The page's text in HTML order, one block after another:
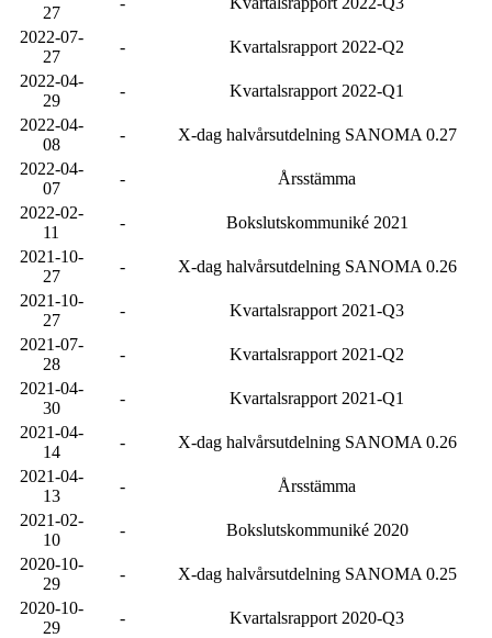
27
2022-07-
27
-
Kvartalsrapport 2022-Q2
2022-04-
29
-
Kvartalsrapport 2022-Q1
2022-04-
08
-
X-dag halvårsutdelning SANOMA 0.27
2022-04-
07
-
Årsstämma
2022-02-
11
-
Bokslutskommuniké 2021
2021-10-
27
-
X-dag halvårsutdelning SANOMA 0.26
2021-10-
27
-
Kvartalsrapport 2021-Q3
2021-07-
28
-
Kvartalsrapport 2021-Q2
2021-04-
30
-
Kvartalsrapport 2021-Q1
2021-04-
14
-
X-dag halvårsutdelning SANOMA 0.26
2021-04-
13
-
Årsstämma
2021-02-
10
-
Bokslutskommuniké 2020
2020-10-
29
-
X-dag halvårsutdelning SANOMA 0.25
2020-10-
29
-
Kvartalsrapport 2020-Q3